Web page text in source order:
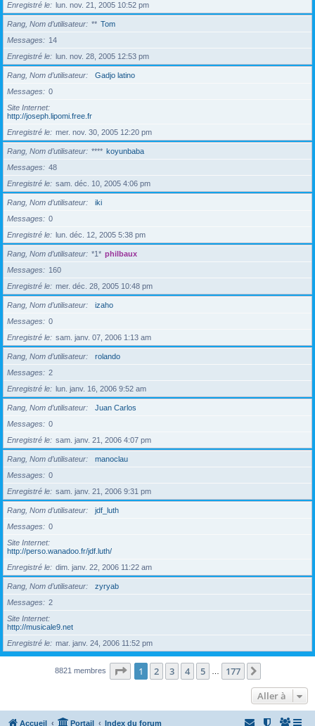
Enregistré le
lun. nov. 21, 2005 10:52 pm
Rang, Nom d’utilisateur ** Tom
Messages
14
Enregistré le
lun. nov. 28, 2005 12:53 pm
Rang, Nom d’utilisateur
Gadjo latino
Messages
0
Site Internet
http://joseph.lipomi.free.fr
Enregistré le
mer. nov. 30, 2005 12:20 pm
Rang, Nom d’utilisateur **** koyunbaba
Messages
48
Enregistré le
sam. déc. 10, 2005 4:06 pm
Rang, Nom d’utilisateur
iki
Messages
0
Enregistré le
lun. déc. 12, 2005 5:38 pm
Rang, Nom d’utilisateur *1* philbaux
Messages
160
Enregistré le
mer. déc. 28, 2005 10:48 pm
Rang, Nom d’utilisateur
izaho
Messages
0
Enregistré le
sam. janv. 07, 2006 1:13 am
Rang, Nom d’utilisateur
rolando
Messages
2
Enregistré le
lun. janv. 16, 2006 9:52 am
Rang, Nom d’utilisateur
Juan Carlos
Messages
0
Enregistré le
sam. janv. 21, 2006 4:07 pm
Rang, Nom d’utilisateur
manoclau
Messages
0
Enregistré le
sam. janv. 21, 2006 9:31 pm
Rang, Nom d’utilisateur
jdf_luth
Messages
0
Site Internet
http://perso.wanadoo.fr/jdf.luth/
Enregistré le
dim. janv. 22, 2006 11:22 am
Rang, Nom d’utilisateur
zyryab
Messages
2
Site Internet
http://musicale9.net
Enregistré le
mar. janv. 24, 2006 11:52 pm
8821 membres Page 1sur177
1 2 3 4 5 177
Aller à
Accueil Portail Index du forum